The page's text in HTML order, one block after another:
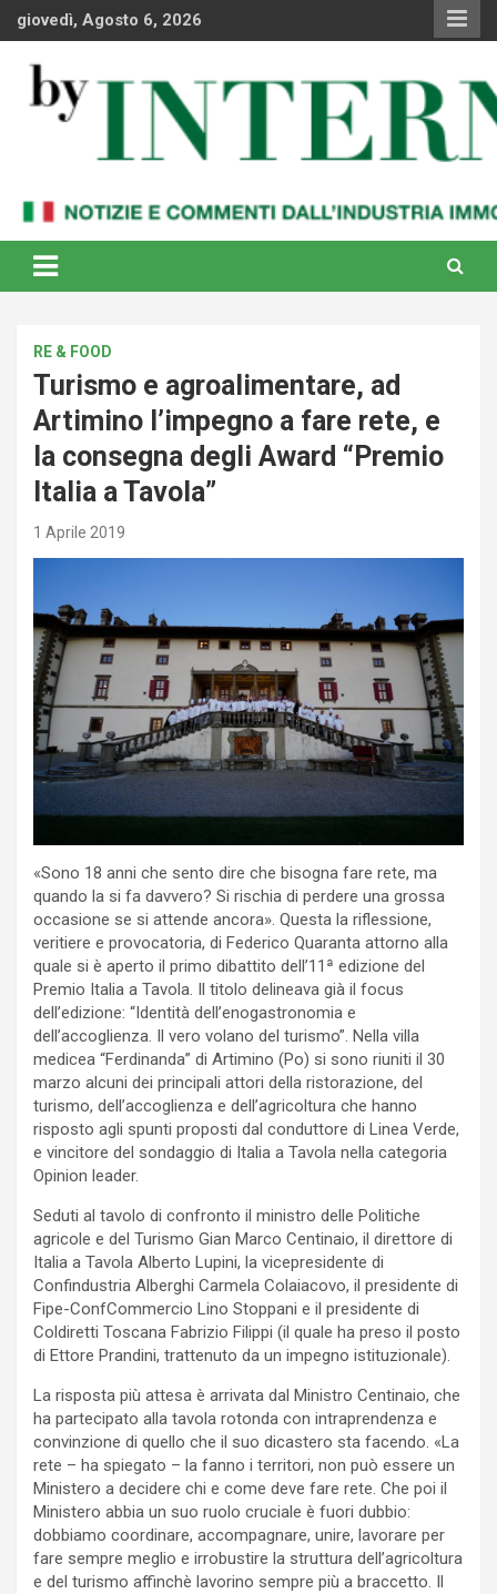
Skipgiovedì, Agosto 6, 2026
By Internews
internazionale
RE & FOOD
Turismo e agroalimentare, ad
Artimino l’impegno a fare rete, e
la consegna degli Award “Premio
Italia a Tavola”
1 Aprile 2019
«Sono 18 anni che sento dire che bisogna fare rete, ma
quando la si fa davvero? Si rischia di perdere una grossa
occasione se si attende ancora». Questa la riflessione,
veritiere e provocatoria, di Federico Quaranta attorno alla
quale si è aperto il primo dibattito dell’11ª edizione del
Premio Italia a Tavola. Il titolo delineava già il focus
dell’edizione: “Identità dell’enogastronomia e
dell’accoglienza. Il vero volano del turismo”. Nella villa
medicea “Ferdinanda” di Artimino (Po) si sono riuniti il 30
marzo alcuni dei principali attori della ristorazione, del
turismo, dell’accoglienza e dell’agricoltura che hanno
risposto agli spunti proposti dal conduttore di Linea Verde,
e vincitore del sondaggio di Italia a Tavola nella categoria
Opinion leader.
Seduti al tavolo di confronto il ministro delle Politiche
agricole e del Turismo Gian Marco Centinaio, il direttore di
Italia a Tavola Alberto Lupini, la vicepresidente di
Confindustria Alberghi Carmela Colaiacovo, il presidente di
Fipe-ConfCommercio Lino Stoppani e il presidente di
Coldiretti Toscana Fabrizio Filippi (il quale ha preso il posto
di Ettore Prandini, trattenuto da un impegno istituzionale).
La risposta più attesa è arrivata dal Ministro Centinaio, che
ha partecipato alla tavola rotonda con intraprendenza e
convinzione di quello che il suo dicastero sta facendo. «La
rete – ha spiegato – la fanno i territori, non può essere un
Ministero a decidere chi e come deve fare rete. Che poi il
Ministero abbia un suo ruolo cruciale è fuori dubbio:
dobbiamo coordinare, accompagnare, unire, lavorare per
fare sempre meglio e irrobustire la struttura dell’agricoltura
e del turismo affinchè lavorino sempre più a braccetto. Il